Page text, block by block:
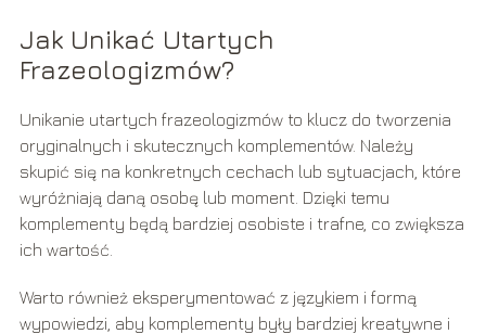
Jak Unikać Utartych
Frazeologizmów?
Unikanie utartych frazeologizmów to klucz do tworzenia
oryginalnych i skutecznych komplementów. Należy
skupić się na konkretnych cechach lub sytuacjach, które
wyróżniają daną osobę lub moment. Dzięki temu
komplementy będą bardziej osobiste i trafne, co zwiększa
ich wartość.
Warto również eksperymentować z językiem i formą
wypowiedzi, aby komplementy były bardziej kreatywne i